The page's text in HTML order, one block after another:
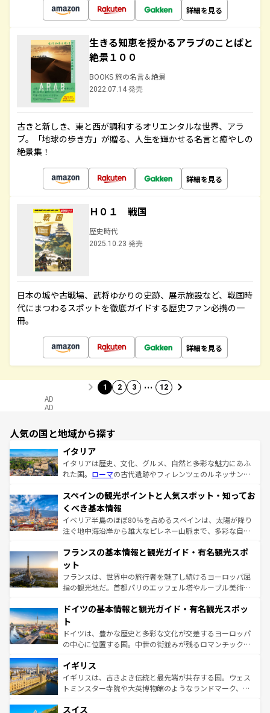
詳細を見る
生きる知恵を授かるアラブのことばと
絶景１００
BOOKS 旅の名言＆絶景
2022.07.14 発売
古きと新しき、東と西が調和するオリエンタルな世界、アラ
ブ。「地球の歩き方」が贈る、人生を輝かせる名言と癒やしの
絶景集！
詳細を見る
Ｈ０１ 戦国
歴史時代
2025.10.23 発売
日本の城や古戦場、武将ゆかりの史跡、展示施設など、戦国時
代にまつわるスポットを徹底ガイドする歴史ファン必携の一
冊。
詳細を見る
1 2 3 … 12
AD
AD
人気の国と地域から探す
イタリア
イタリアは歴史、文化、グルメ、自然と多彩な魅力にあふ
れた国。 ローマの古代遺跡やフィレンツェのルネッサンス
ろん、トスカーナの美しい田園風景やアマルフィ海岸の絶
景など、自然景観も見逃せない。観光の合間には、本場の
ピザやパスタなど、絶品のイタリア料理を堪能することも
できる。朝目覚めてから夜眠るまで、すべての瞬間を楽し
なお、新着のイタリア情報はコンテンツ一覧を参照してほ
しい。
スペインの観光ポイントと人気スポット・知ってお
くべき基本情報
イベリア半島のほぼ80％を占めるスペインは、太陽が降り
注ぐ地中海沿岸から雄大なピレネー山脈まで、多彩な自然
文化が根付くこの国では、情熱的なフラメンコ、熱気あふ
れる闘牛、そして美味しいタパスが生活の一部となってい
る。首都マドリードの洗練された雰囲気や、バルセロナの
アートに溢れた街角から、地方では古代ローマ遺跡や中世
せる。地方によって風土や気候が異なるスペインはその個
ンテンツ一覧 を参照してほしい。
フランスの基本情報と観光ガイド・有名観光スポ
ット
フランスは、世界中の旅行者を魅了し続けるヨーロッパ屈
指の観光地だ。首都パリのエッフェル塔やルーブル美術館
で、幅広い魅力が詰まっている。華麗な宮殿、歴史的な大
聖堂、美しいビーチ、そして豊かな自然が、訪れる者を心
から魅了する。また、フランスは美食の国としても知ら
れ、フランス料理はユネスコ無形文化遺産にも登録されて
香り高いラベンダー畑など、多彩な楽しみ方が可能だ。さ
らに、パリ以外の地域にも魅力が溢れており、どの街角に
も豊かな歴史と文化が息づいている。パリ以外の個性あふ
ドイツの基本情報と観光ガイド・有名観光スポッ
ト
ドイツは、豊かな歴史と多彩な文化が交差するヨーロッパ
の中心に位置する国。中世の街並みが残るロマンチック街
顔を持つこの国は、どこを歩いても飽きることがない。ベ
ルリンの文化的活気、バイエルン州のアルプスの絶景、そ
してライン川沿いのワイン畑といった風景は必見。ビール
は、お酒好きな人にはぜひ体験してほしい。 なお、新着の
イギリス
イギリスは、古きよき伝統と最先端が共存する国。ウェス
トミンスター寺院や大英博物館のようなランドマーク、歴
リアごとに異なる魅力がある。また、優雅なアフタヌーン
スイス